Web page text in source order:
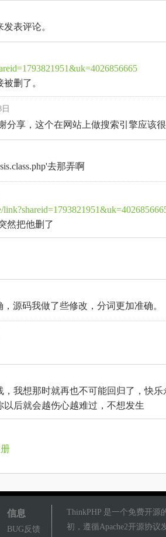
表评论。
删了。
分享，这个在网站上做搜索引擎应该
去那弄啊
然把他删了
源码我做了些修改，分词更加准确。
我想那时就再也不可能回归了，快
后就会越伤心越难过，不想发生
信息
BUG反馈
ThinkPHP 是一个免费开源
初，遵循Apache2开源协议